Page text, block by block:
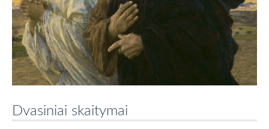
Dvasiniai skaitymai